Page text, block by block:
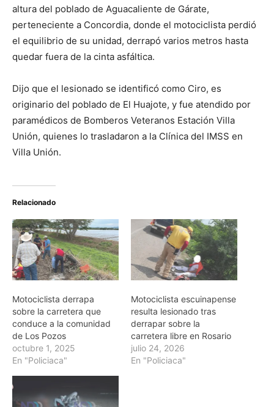
altura del poblado de Aguacaliente de Gárate,
perteneciente a Concordia, donde el motociclista perdió
el equilibrio de su unidad, derrapó varios metros hasta
quedar fuera de la cinta asfáltica.
Dijo que el lesionado se identificó como Ciro, es
originario del poblado de El Huajote, y fue atendido por
paramédicos de Bomberos Veteranos Estación Villa
Unión, quienes lo trasladaron a la Clínica del IMSS en
Villa Unión.
Relacionado
Motociclista derrapa
sobre la carretera que
conduce a la comunidad
de Los Pozos
octubre 1, 2025
En "Policiaca"
Motociclista escuinapense
resulta lesionado tras
derrapar sobre la
carretera libre en Rosario
julio 24, 2026
En "Policiaca"